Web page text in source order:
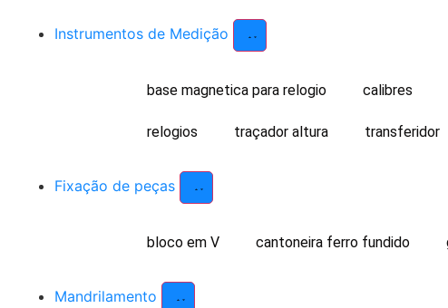
Instrumentos de Medição
base magnetica para relogio calibres
relogios traçador altura transferidor
Fixação de peças
bloco em V cantoneira ferro fundido
Mandrilamento